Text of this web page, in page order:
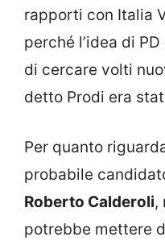
rapporti con Italia
perché l’idea di
di cercare volti
detto Prodi era
Per quanto
probabile
Roberto Calderoli,
potrebbe mettere